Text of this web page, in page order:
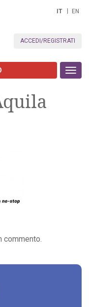
ACCEDI/REGISTRATI
IT EN
commento.